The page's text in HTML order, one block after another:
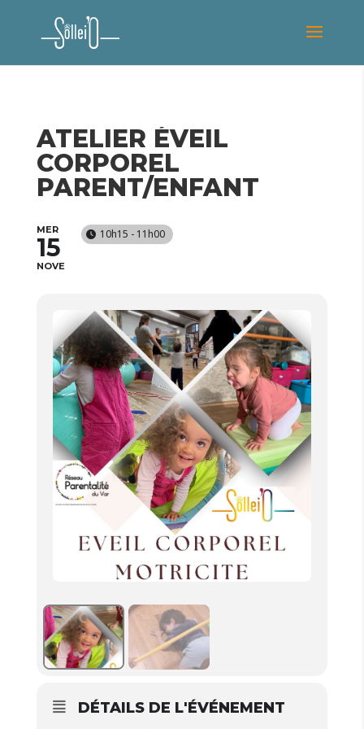
ATELIER ÉVEIL
CORPOREL
PARENT/ENFANT
MER
15
NOVE
10h15 - 11h00
DÉTAILS DE L'ÉVÉNEMENT